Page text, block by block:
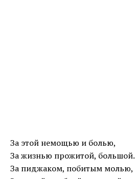
За этой немощью и болью,
За жизнью прожитой, большой.
За пиджаком, побитым молью,